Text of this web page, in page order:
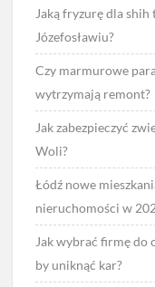
Jaką fryzurę dla
Józefosławiu?
Czy marmurowe
wytrzymają remont?
Jak zabezpieczyć
Woli?
Łódź nowe
nieruchomości w
Jak wybrać firmę do
by uniknąć kar?